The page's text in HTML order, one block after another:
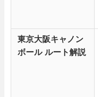
東京大阪キャノン
ボール ルート解説